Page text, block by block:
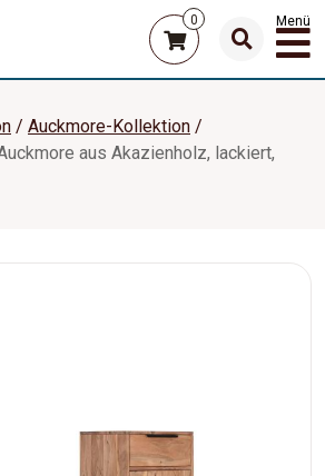
0 Menü
Auckmore-Kollektion
aus Akazienholz, lackiert,